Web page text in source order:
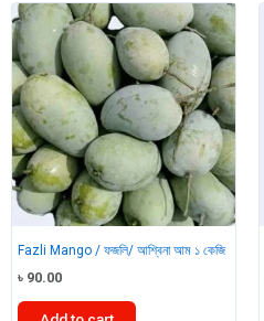
Fazli Mango / ফজলি/ আশ্বিনা আম ১ কেজি
৳ 90.00